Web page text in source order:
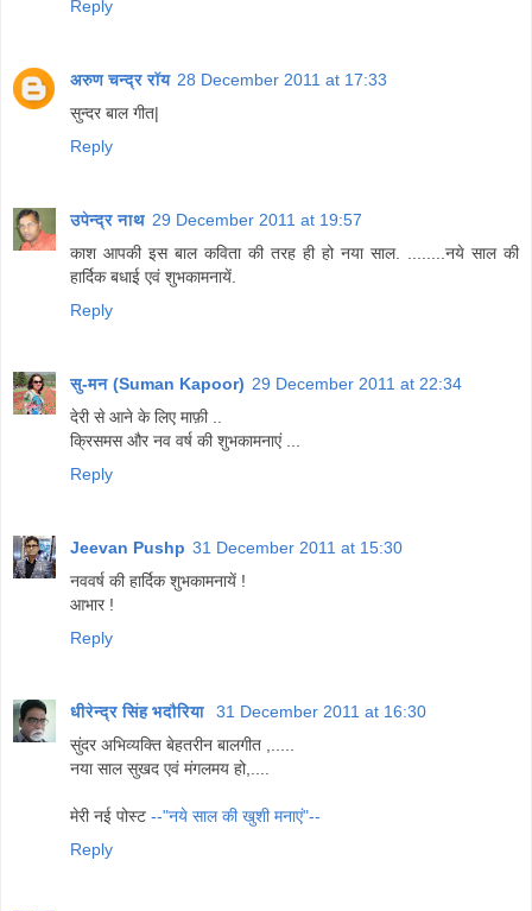
Reply
अरुण चन्द्र रॉय 28 December 2011 at 17:33
सुन्दर बाल गीत|
Reply
उपेन्द्र नाथ 29 December 2011 at 19:57
काश आपकी इस बाल कविता की तरह ही हो नया साल. ........नये साल की
हार्दिक बधाई एवं शुभकामनायें.
Reply
सु-मन (Suman Kapoor) 29 December 2011 at 22:34
देरी से आने के लिए माफ़ी ..
क्रिसमस और नव वर्ष की शुभकामनाएं ...
Reply
Jeevan Pushp 31 December 2011 at 15:30
नववर्ष की हार्दिक शुभकामनायें !
आभार !
Reply
धीरेन्द्र सिंह भदौरिया
31 December 2011 at 16:30
सुंदर अभिव्यक्ति बेहतरीन बालगीत ,.....
नया साल सुखद एवं मंगलमय हो,....
मेरी नई पोस्ट --"नये साल की खुशी मनाएं"--
Reply